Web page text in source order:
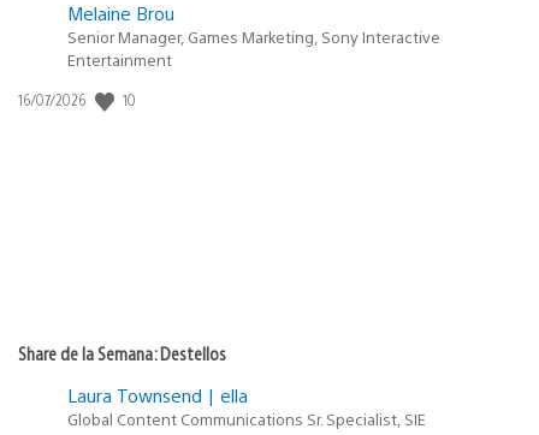
Melaine Brou
Senior Manager, Games Marketing, Sony Interactive
Entertainment
Fecha
16/07/2026 10
Share de la Semana: Destellos
Laura Townsend | ella
Global Content Communications Sr. Specialist, SIE